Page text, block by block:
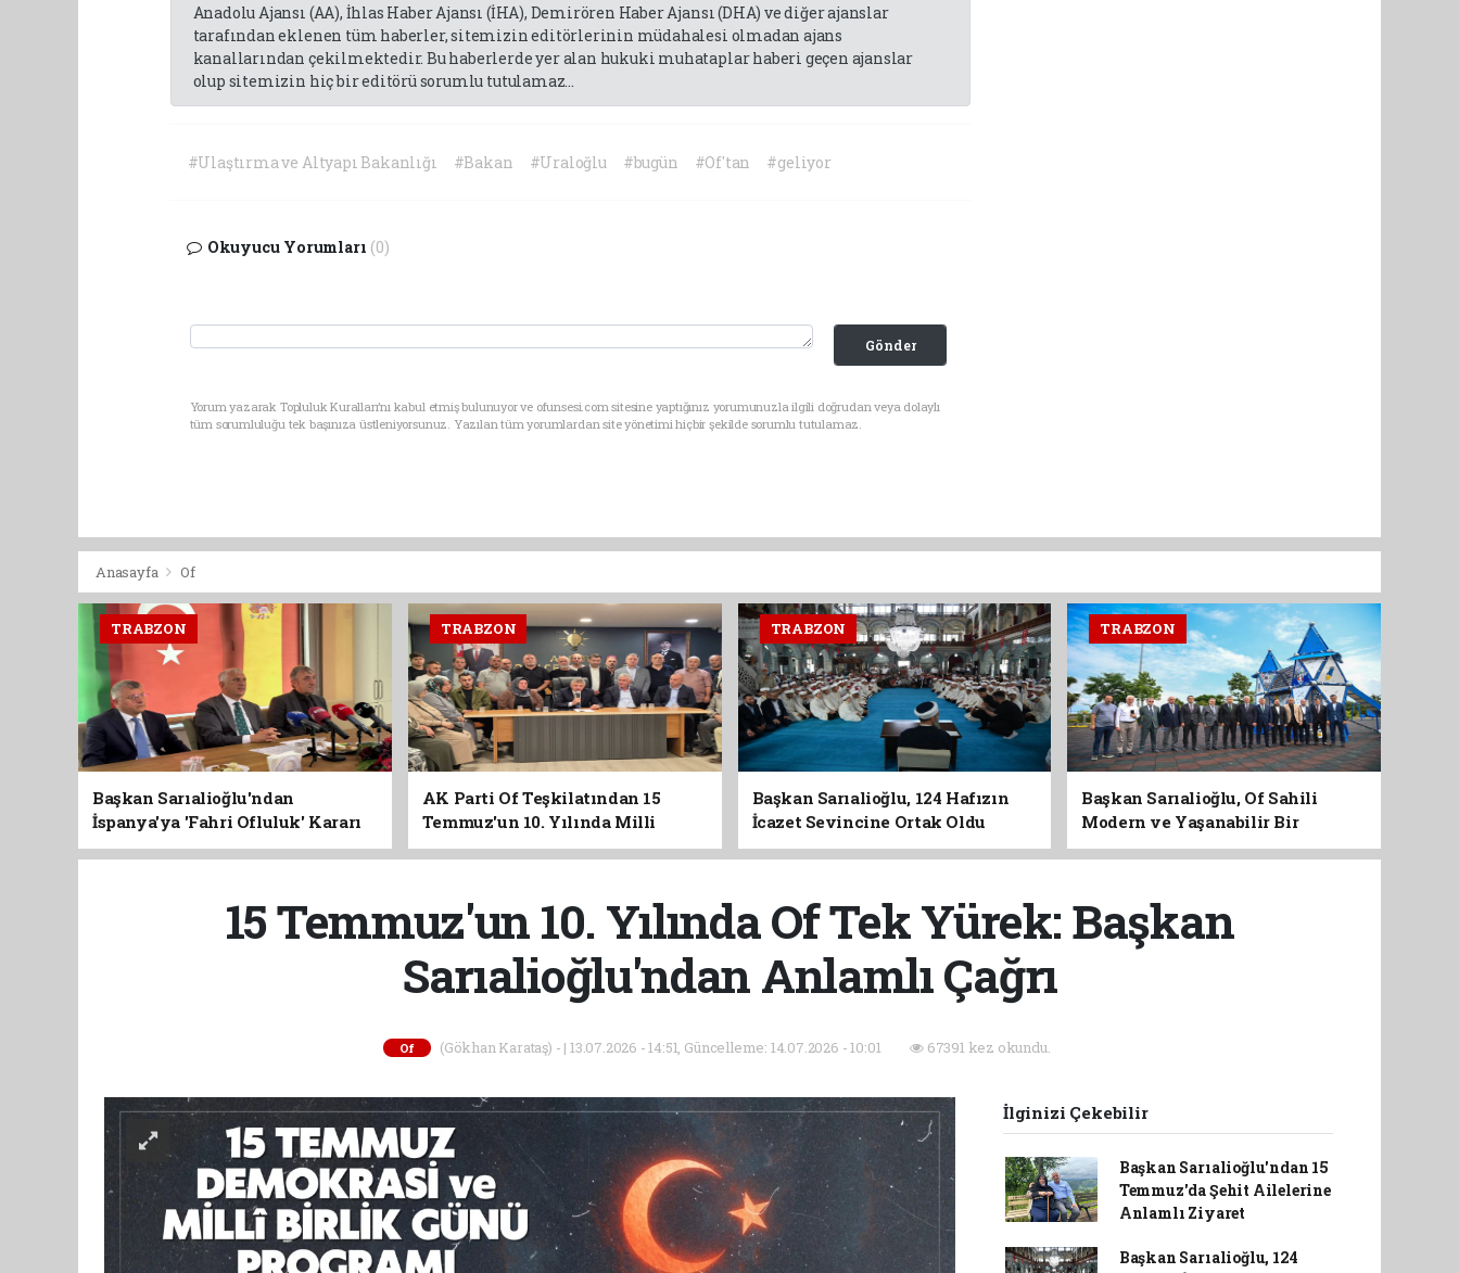
Anadolu Ajansı (AA), İhlas Haber Ajansı (İHA), Demirören Haber Ajansı (DHA) ve diğer ajanslar
tarafından eklenen tüm haberler, sitemizin editörlerinin müdahalesi olmadan ajans
kanallarından çekilmektedir. Bu haberlerde yer alan hukuki muhataplar haberi geçen ajanslar
olup sitemizin hiç bir editörü sorumlu tutulamaz...
#Ulaştırma ve Altyapı Bakanlığı #Bakan #Uraloğlu #bugün #Of'tan #geliyor
Okuyucu Yorumları (0)
Gönder
Yorum yazarak Topluluk Kuralları’nı kabul etmiş bulunuyor ve ofunsesi.com sitesine yaptığınız yorumunuzla ilgili doğrudan veya dolaylı
tüm sorumluluğu tek başınıza üstleniyorsunuz. Yazılan tüm yorumlardan site yönetimi hiçbir şekilde sorumlu tutulamaz.
Anasayfa Of
TRABZON
Başkan Sarıalioğlu'ndan
İspanya'ya 'Fahri Ofluluk' Kararı
TRABZON
AK Parti Of Teşkilatından 15
Temmuz'un 10. Yılında Milli
Birlik Vurgusu
TRABZON
Başkan Sarıalioğlu, 124 Hafızın
İcazet Sevincine Ortak Oldu
TRABZON
Başkan Sarıalioğlu, Of Sahili
Modern ve Yaşanabilir Bir
Kimliğe Kavuşuyor
15 Temmuz'un 10. Yılında Of Tek Yürek: Başkan
Sarıalioğlu'ndan Anlamlı Çağrı
Of (Gökhan Karataş) - | 13.07.2026 - 14:51, Güncelleme: 14.07.2026 - 10:01 67391 kez okundu.
İlginizi Çekebilir
Başkan Sarıalioğlu'ndan 15
Temmuz'da Şehit Ailelerine
Anlamlı Ziyaret
Başkan Sarıalioğlu, 124